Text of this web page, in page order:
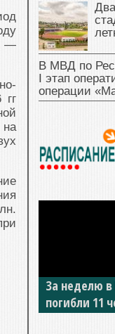
—
гг
В МВД по
I этап
операции
За неделю
погибли 11
В Джанкое
двух детей